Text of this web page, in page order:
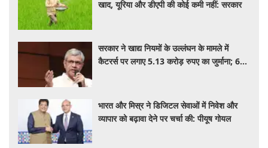
खाद, यूरिया और डीएपी की कोई कमी नहीं: सरकार
सरकार ने खाद्य नियमों के उल्लंघन के मामले में
कैटरर्स पर लगाए 5.13 करोड़ रुपए का जुर्माना; 6
भारत और मिस्र ने डिजिटल सेवाओं में निवेश और
व्यापार को बढ़ावा देने पर चर्चा की: पीयूष गोयल